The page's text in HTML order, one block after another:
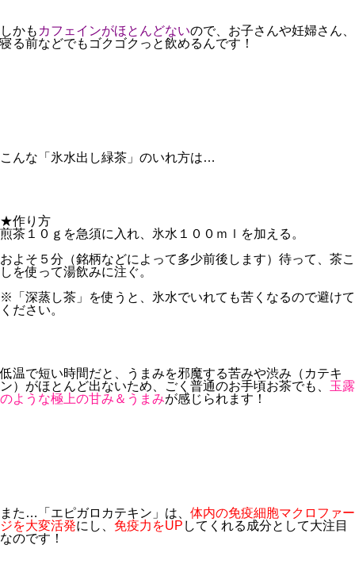
しかも カフェインがほとんどないので、お子さんや妊婦さん、
寝る前などでもゴクゴクっと飲めるんです！
こんな「氷水出し緑茶」のいれ方は…
★作り方
煎茶１０ｇを急須に入れ、氷水１００ｍｌを加える。
およそ５分（銘柄などによって多少前後します）待って、茶こ
しを使って湯飲みに注ぐ。
※「深蒸し茶」を使うと、氷水でいれても苦くなるので避けて
ください。
低温で短い時間だと、うまみを邪魔する苦みや渋み（カテキ
ン）がほとんど出ないため、ごく普通のお手頃お茶でも、 玉露
のような極上の甘み＆うまみが感じられます！
また…「エピガロカテキン」は、 体内の免疫細胞マクロファー
ジを大変活発にし、 免疫力をUP してくれる成分として大注目
なのです！